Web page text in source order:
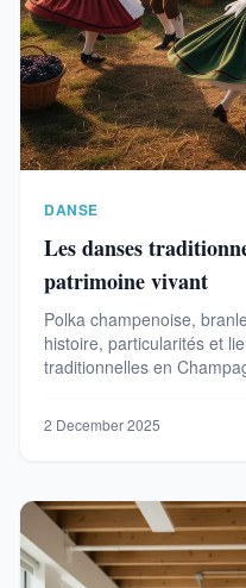
DANSE
Les danses
patrimoine vivant
Polka champenoise,
histoire, particularités et
traditionnelles en
2 December 2025